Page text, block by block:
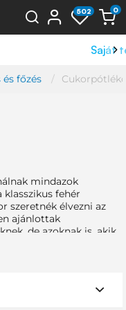
502 0
és főzés
mindazok
klasszikus fehér
szeretnék élvezni az
ajánlottak
de azoknak is, akik
A piacon természetes
érhető el,
valamint cikória szirup